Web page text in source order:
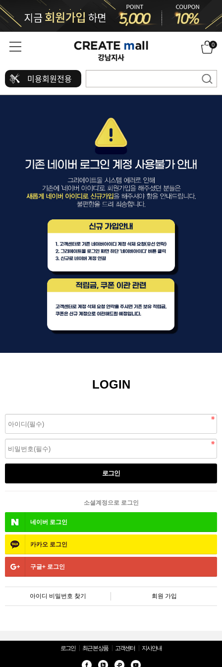
0
미용회원전용
LOGIN
소셜계정으로 로그인
네이버 로그인
카카오 로그인
구글+ 로그인
아이디 비밀번호 찾기 회원 가입
로그인 최근 본 상품 고객센터 지사안내